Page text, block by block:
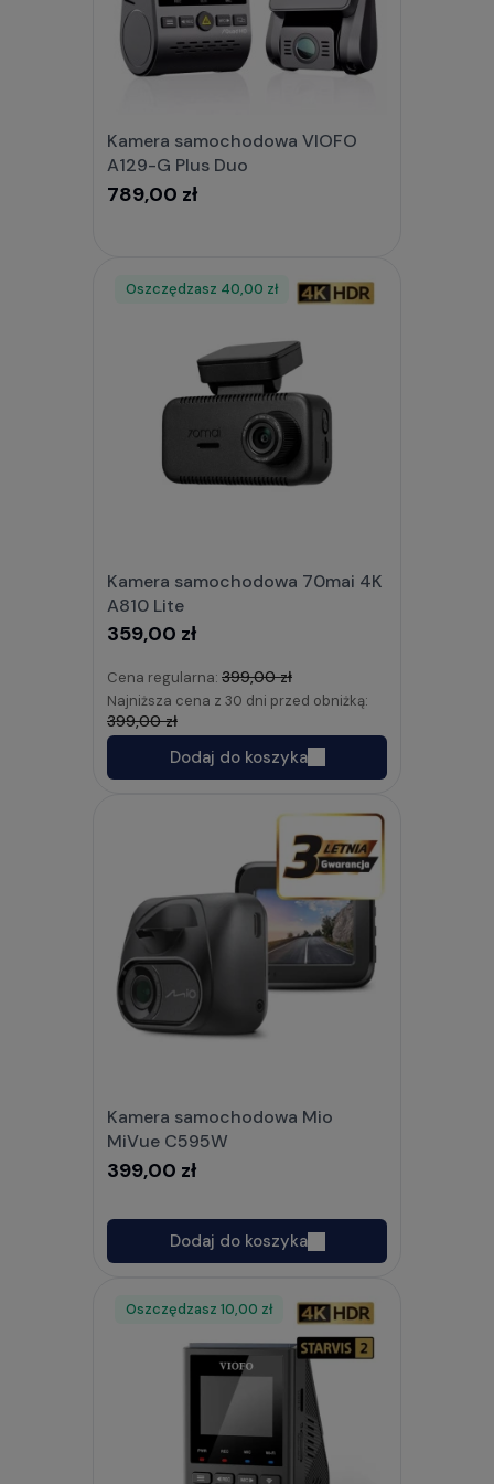
Kamera samochodowa VIOFO
A129-G Plus Duo
789,00 zł
Kamera samochodowa 70mai 4K
A810 Lite
359,00 zł
Oszczędzasz 40,00 zł
Cena regularna: 399,00 zł
Najniższa cena z 30 dni przed obniżką:
399,00 zł
Dodaj do koszyka
Rabat Nowość
Kamera samochodowa Mio
MiVue C595W
399,00 zł
Dodaj do koszyka
Oszczędzasz 10,00 zł
Rabat